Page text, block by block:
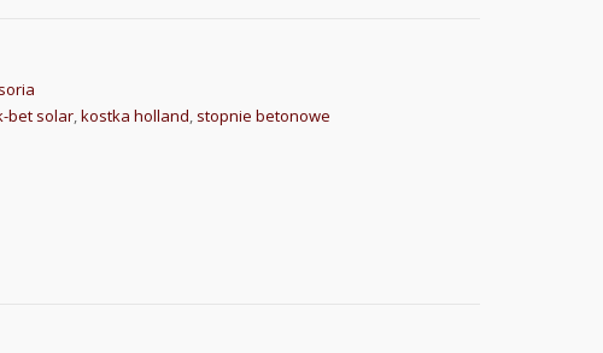
bet solar,kostka holland, stopnie betonowe